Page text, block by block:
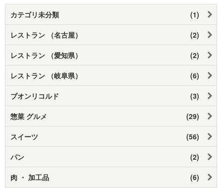
カテゴリ未分類 (1)
レストラン （名古屋） (2)
レストラン （愛知県） (2)
レストラン （岐阜県） (6)
ブオンリコルド (3)
惣菜 グルメ (29)
スイーツ (56)
パン (2)
肉 ・ 加工品 (6)